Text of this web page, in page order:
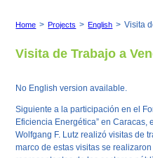
Home > Projects > English > Visita
Visita de Trabajo a
No English version available.
Siguiente a la participación en el
Eficiencia Energética” en Caracas,
Wolfgang F. Lutz realizó visitas de
marco de estas visitas se